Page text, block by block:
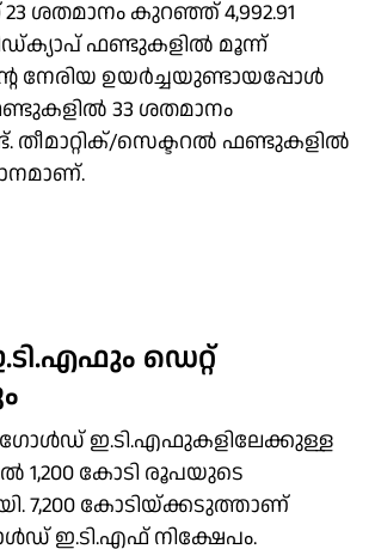
ശതമാനം കുറഞ്ഞ് 4,992.91
ഫണ്ടുകളില്‍ മൂന്ന്
നേരിയ ഉയര്‍ച്ചയുണ്ടായപ്പോള്‍
33 ശതമാനം
സെക്ടറല്‍ ഫണ്ടുകളില്‍
ഡെറ്റ്
ഇ.ടി.എഫുകളിലേക്കുള്ള
1,200 കോടി രൂപയുടെ
7,200 കോടിയ്ക്കടുത്താണ്
ഇ.ടി.എഫ് നിക്ഷേപം.